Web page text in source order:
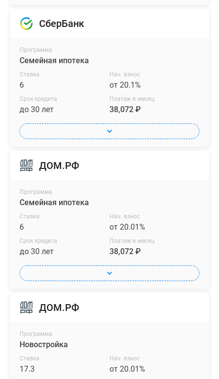
более
квартирографии
проекта
предлагаются
студии
квартиры
комнат
одной
четырех,
формата
Представлены
варианты
панорамными
гостиных,
спальнями
СберБанк
Программа
Семейная ипотека
Ставка
6
Нач. взнос
от 20.1%
Срок кредита
до 30 лет
Платеж в месяц
38,072 ₽
ДОМ.РФ
Программа
Семейная ипотека
Ставка
6
Нач. взнос
от 20.01%
Срок кредита
до 30 лет
Платеж в месяц
38,072 ₽
ДОМ.РФ
Программа
Новостройка
Ставка
17.3
Нач. взнос
от 20.01%